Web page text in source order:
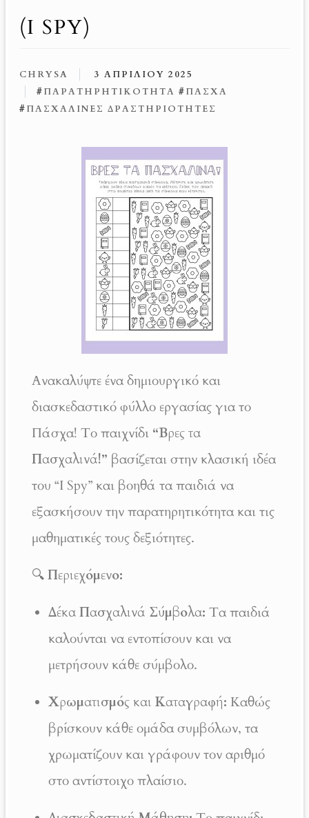
(I SPY)
CHRYSA
3 ΑΠΡΙΛΊΟΥ 2025
#ΠΑΡΑΤΗΡΗΤΙΚΌΤΗΤΑ #ΠΆΣΧΑ
#ΠΑΣΧΑΛΙΝΈΣ ΔΡΑΣΤΗΡΙΌΤΗΤΕΣ
Ανακαλύψτε ένα δημιουργικό και
διασκεδαστικό φύλλο εργασίας για το
Πάσχα! Το παιχνίδι “Βρες τα
Πασχαλινά!” βασίζεται στην κλασική ιδέα
του “I Spy” και βοηθά τα παιδιά να
εξασκήσουν την παρατηρητικότητα και τις
μαθηματικές τους δεξιότητες.
🔍Περιεχόμενο:
Δέκα Πασχαλινά Σύμβολα: Τα παιδιά
καλούνται να εντοπίσουν και να
μετρήσουν κάθε σύμβολο.
Χρωματισμός και Καταγραφή: Καθώς
βρίσκουν κάθε ομάδα συμβόλων, τα
χρωματίζουν και γράφουν τον αριθμό
στο αντίστοιχο πλαίσιο.